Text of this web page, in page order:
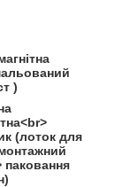
)
(лоток для
паковання